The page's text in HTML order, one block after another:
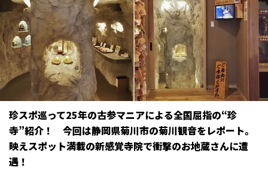
珍スポ巡って25年の古参マニアによる全国屈指の“珍
寺”紹介！ 今回は静岡県菊川市の菊川観音をレポート。
映えスポット満載の新感覚寺院で衝撃のお地蔵さんに遭
遇！